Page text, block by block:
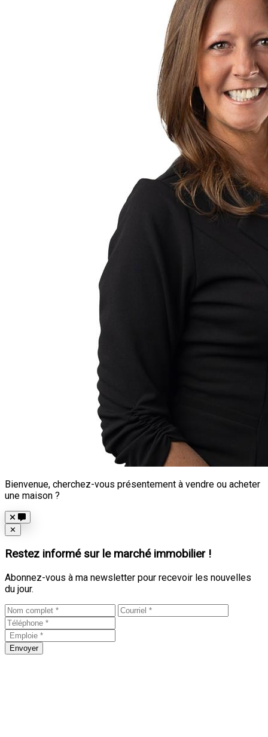
Bienvenue, cherchez-vous présentement à vendre ou acheter
une maison ?
Close
✕
Restez informé sur le marché immobilier !
Abonnez-vous à ma newsletter pour recevoir les nouvelles
du jour.
Envoyer